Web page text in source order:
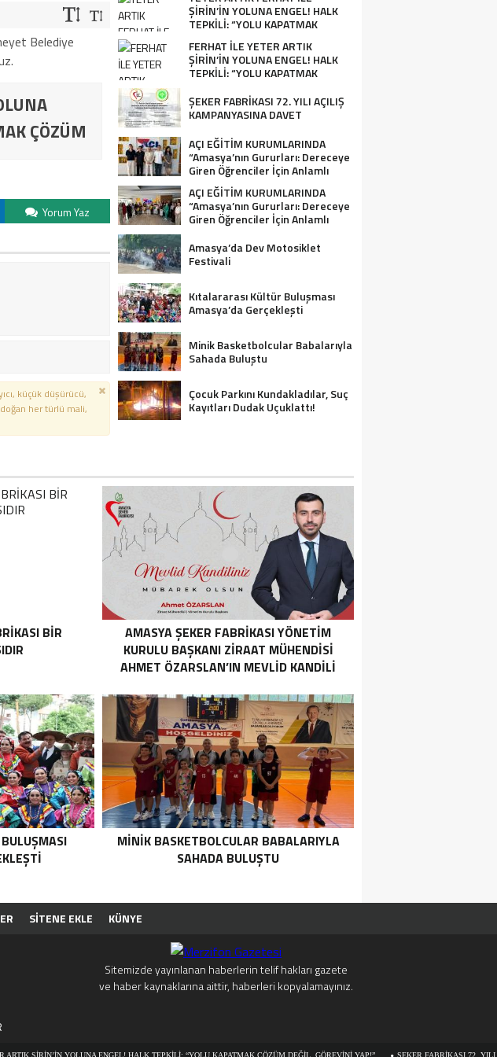
Belediye
ÇÖZÜM
Yorum Yaz
küçük düşürücü,
her türlü mali,
ŞİRİN’İN YOLUNA ENGEL! HALK
TEPKİLİ: “YOLU KAPATMAK
ÇÖZÜM DEĞİL, GÖREVİNİ YAP!”
FERHAT İLE YETER ARTIK
ŞİRİN’İN YOLUNA ENGEL! HALK
TEPKİLİ: “YOLU KAPATMAK
ŞEKER FABRİKASI 72. YILI AÇILIŞ
KAMPANYASINA DAVET
AÇI EĞİTİM KURUMLARINDA
“Amasya’nın Gururları: Dereceye
Giren Öğrenciler İçin Anlamlı
Tören”
AÇI EĞİTİM KURUMLARINDA
“Amasya’nın Gururları: Dereceye
Giren Öğrenciler İçin Anlamlı
Amasya’da Dev Motosiklet
Festivali
Kıtalararası Kültür Buluşması
Amasya’da Gerçekleşti
Minik Basketbolcular Babalarıyla
Sahada Buluştu
Çocuk Parkını Kundakladılar, Suç
Kayıtları Dudak Uçuklattı!
BİR
AMASYA ŞEKER FABRIKASI YÖNETIM
KURULU BAŞKANI ZIRAAT MÜHENDISI
AHMET ÖZARSLAN’IN MEVLID KANDILI
MINIK BASKETBOLCULAR BABALARIYLA
SAHADA BULUŞTU
SİTENE EKLE
KÜNYE
Sitemizde yayınlanan haberlerin telif hakları gazete
ve haber kaynaklarına aittir, haberleri kopyalamayınız.
YOLUNA ENGEL! HALK TEPKİLİ: “YOLU KAPATMAK ÇÖZÜM DEĞİL, GÖREVİNİ YAP!” ŞEKER FABRİKASI 72. YILI AÇILIŞ